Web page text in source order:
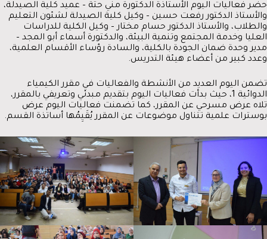
حضر فعاليات اليوم الأستاذة الدكتورة مني حتة – عميد كلية الصيدلة،
والأستاذ الدكتور رفعت حسين – وكيل كلية الصيدلة لشئون التعليم
والطلاب، والأستاذ الدكتور حسام مختار – وكيل الكلية للدراسات
العليا وخدمة المجتمع وتنمية البيئة، والدكتورة أسماء أبو المجد –
مدير وحدة ضمان الجودة بالكلية، والسادة رؤساء الأقسام العلمية،
وعدد كبير من أعضاء هيئة التدريس.
تضمن اليوم العديد من الأنشطة والفعاليات في مقرر الكيمياء
الدوائية 1، حيث بدأت فعاليات اليوم بتقديم مبدئي وتعريفي بالمقرر،
تلاه عرض مسرحي عن المقرر، كما تضمنت فعاليات اليوم عرض
بوسترات علمية تتناول موضوعات عن المقرر يُقَيِمُها أساتذة القسم.